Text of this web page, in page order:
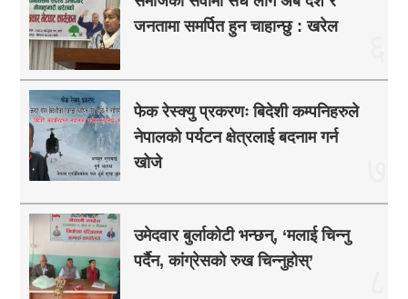
जनतामा समर्पित हुन चाहान्छु : खरेल
फेक रेस्क्यु प्रकरणः बिदेशी कम्पनिहरुले
नेपालको पर्यटन क्षेत्रलाई बदनाम गर्न
खोजे
उमेदवार बुर्लाकोटी भन्छन्, ‘मलाई चिन्नु
पर्दैन, कांग्रेसको रुख चिन्नुहोस्’